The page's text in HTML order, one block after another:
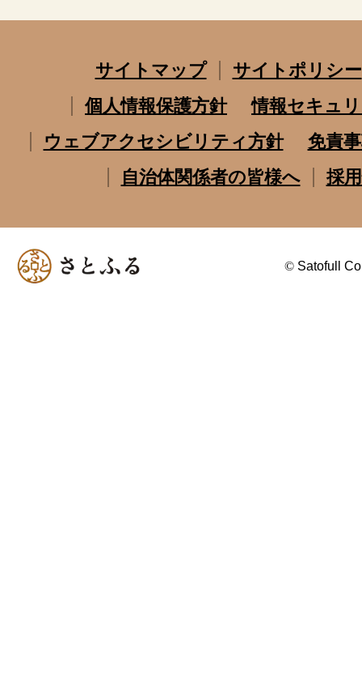
サイトマップ
サイトポリシー
個人情報保護方針
情報セキュ
ウェブアクセシビリティ方針
免責
自治体関係者の皆様へ
採
© Satofull